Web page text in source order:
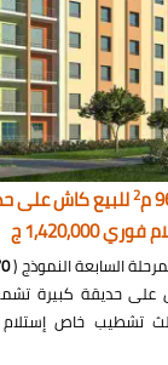
2للبيع كاش على
ج
السابعة النموذج (
تشطيب خاص